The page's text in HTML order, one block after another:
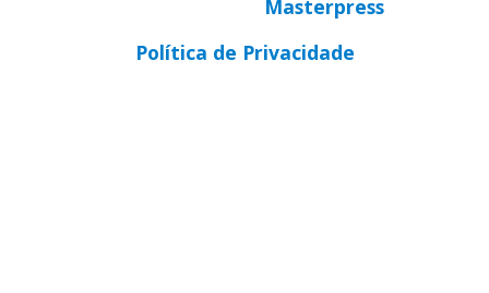
Masterpress
Política de Privacidade